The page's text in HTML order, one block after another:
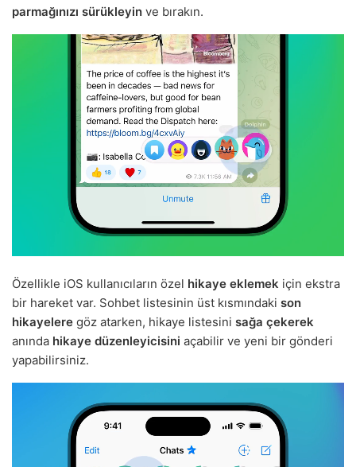
parmağınızı sürükleyin ve bırakın.
Özellikle iOS kullanıcıların özel hikaye eklemek için ekstra
bir hareket var. Sohbet listesinin üst kısmındaki son
hikayelere göz atarken, hikaye listesini sağa çekerek
anında hikaye düzenleyicisini açabilir ve yeni bir gönderi
yapabilirsiniz.